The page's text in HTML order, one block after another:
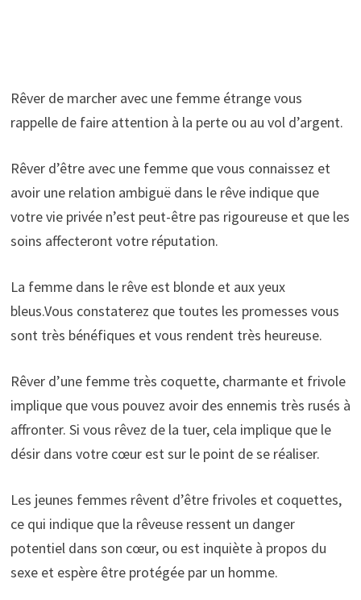
Rêver de marcher avec une femme étrange vous
rappelle de faire attention à la perte ou au vol d’argent.
Rêver d’être avec une femme que vous connaissez et
avoir une relation ambiguë dans le rêve indique que
votre vie privée n’est peut-être pas rigoureuse et que les
soins affecteront votre réputation.
La femme dans le rêve est blonde et aux yeux
bleus.Vous constaterez que toutes les promesses vous
sont très bénéfiques et vous rendent très heureuse.
Rêver d’une femme très coquette, charmante et frivole
implique que vous pouvez avoir des ennemis très rusés à
affronter. Si vous rêvez de la tuer, cela implique que le
désir dans votre cœur est sur le point de se réaliser.
Les jeunes femmes rêvent d’être frivoles et coquettes,
ce qui indique que la rêveuse ressent un danger
potentiel dans son cœur, ou est inquiète à propos du
sexe et espère être protégée par un homme.